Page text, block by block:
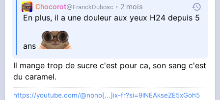
Chocorot FranckDubosc 2 mois
En plus, il a une douleur aux yeux H24 depuis 5
ans
Il mange trop de sucre c'est pour ca, son sang c'est
du caramel.
https://youtube.com/@nono[...]ix-fr?si=9lNEAkseZE5xGoh5